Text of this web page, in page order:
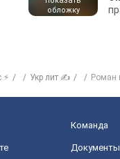
обложку
Укр лит ✍ Роман
Команда
Документы